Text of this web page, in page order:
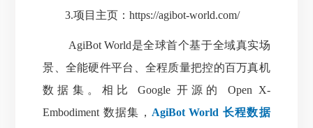
3.项目主页：https://agibot-world.com/
AgiBot World是全球首个基于全域真实场
景、全能硬件平台、全程质量把控的百万真机
数据集。相比 Google 开源的 Open X-
Embodiment 数据集， AgiBot World 长程数据